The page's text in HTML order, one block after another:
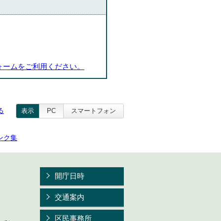
ムをご利用ください。
表示 PC スマートフォン
ク集
開庁日時
交通案内
区民事務所